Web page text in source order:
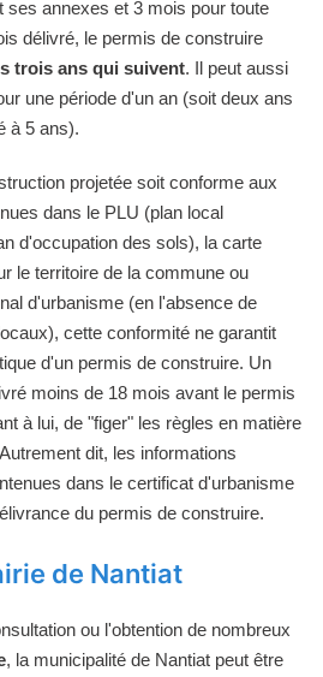
ses annexes et 3 mois pour toute
délivré, le permis de construire
trois ans qui suivent. Il peut aussi
une période d'un an (soit deux ans
à 5 ans).
projetée soit conforme aux
dans le PLU (plan local
d'occupation des sols), la carte
le territoire de la commune ou
d'urbanisme (en l'absence de
cette conformité ne garantit
d'un permis de construire. Un
moins de 18 mois avant le permis
à lui, de "figer" les règles en matière
dit, les informations
dans le certificat d'urbanisme
du permis de construire.
de Nantiat
ou l'obtention de nombreux
, la municipalité de Nantiat peut être